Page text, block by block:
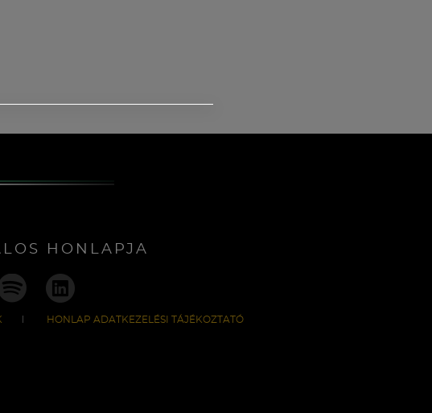
HONLAPJA
HONLAP ADATKEZELÉSI TÁJÉKOZTATÓ